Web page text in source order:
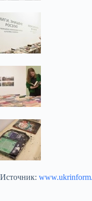
Источник: